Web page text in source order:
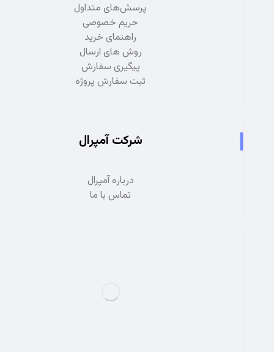
پرسش‌های متداول
حریم خصوصی
راهنمای خرید
روش های ارسال
پیگیری سفارش
ثبت سفارش پروژه
شرکت آمپرال
درباره آمپرال
تماس با ما